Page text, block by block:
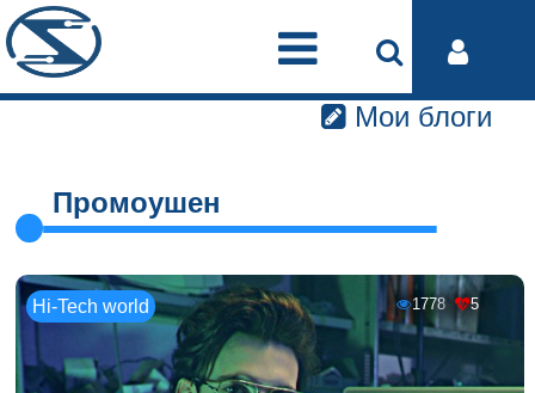
Мои блоги
Промоушен
Hi-Tech world 1778 5